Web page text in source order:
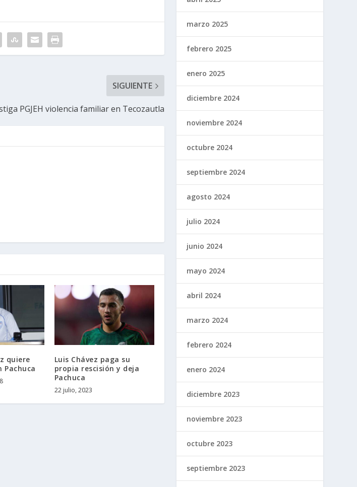
SIGUIENTE
PGJEH violencia familiar en Tecozautla
quiere
Pachuca
Luis Chávez paga su
propia rescisión y deja
Pachuca
22 julio, 2023
marzo 2025
febrero 2025
enero 2025
diciembre 2024
noviembre 2024
octubre 2024
septiembre 2024
agosto 2024
julio 2024
junio 2024
mayo 2024
abril 2024
marzo 2024
febrero 2024
enero 2024
diciembre 2023
noviembre 2023
octubre 2023
septiembre 2023